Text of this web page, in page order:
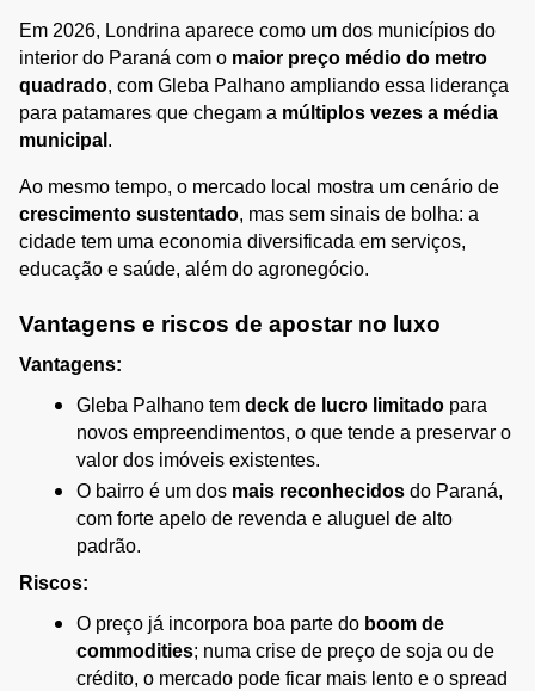
Em 2026, Londrina aparece como um dos municípios do
interior do Paraná com o maior preço médio do metro
quadrado, com Gleba Palhano ampliando essa liderança
para patamares que chegam a múltiplos vezes a média
municipal .
crescimento sustentado, mas sem sinais de bolha: a
cidade tem uma economia diversificada em serviços,
educação e saúde, além do agronegócio.
Vantagens e riscos de apostar no luxo
Vantagens:
Gleba Palhano tem deck de lucro limitado para
novos empreendimentos, o que tende a preservar o
valor dos imóveis existentes.
O bairro é um dos mais reconhecidos do Paraná,
com forte apelo de revenda e aluguel de alto
padrão.
Riscos:
O preço já incorpora boa parte do boom de
commodities; numa crise de preço de soja ou de
crédito, o mercado pode ficar mais lento e o spread